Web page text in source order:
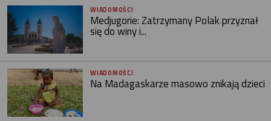
WIADOMOŚCI
Medjugorie: Zatrzymany Polak przyznał
się do winy i...
WIADOMOŚCI
Na Madagaskarze masowo znikają dzieci